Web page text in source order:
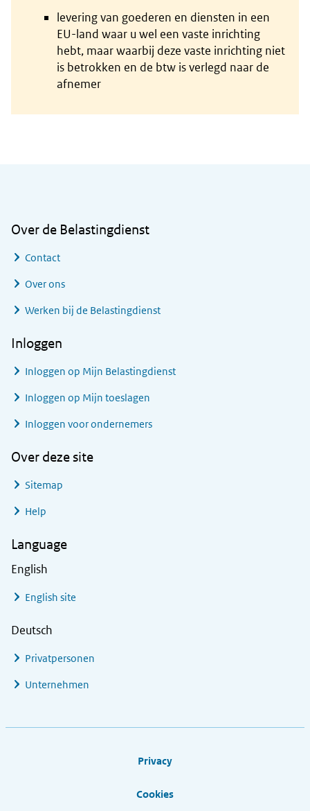
levering van goederen en diensten in een
EU-land waar u wel een vaste inrichting
hebt, maar waarbij deze vaste inrichting niet
is betrokken en de btw is verlegd naar de
afnemer
Over de Belastingdienst
Contact
Over ons
Werken bij de Belastingdienst
Inloggen
Inloggen op Mijn Belastingdienst
Inloggen op Mijn toeslagen
Inloggen voor ondernemers
Over deze site
Sitemap
Help
Language
English
English site
Deutsch
Privatpersonen
Unternehmen
Privacy
Cookies